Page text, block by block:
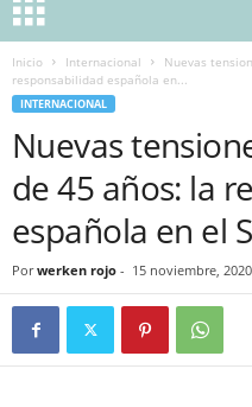
Inicio Internacional
Nuevas
responsabilidad española en...
INTERNACIONAL
Nuevas
de 45 años: la
española en el
Por werken rojo - 15 noviembre, 2020